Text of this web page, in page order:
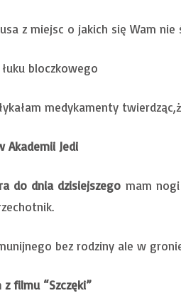
z miejsc o jakich się Wam nie
bloczkowego
medykamenty
Akademii Jedi
do dnia dzisiejszego mam
bez rodziny ale w
filmu “Szczęki”